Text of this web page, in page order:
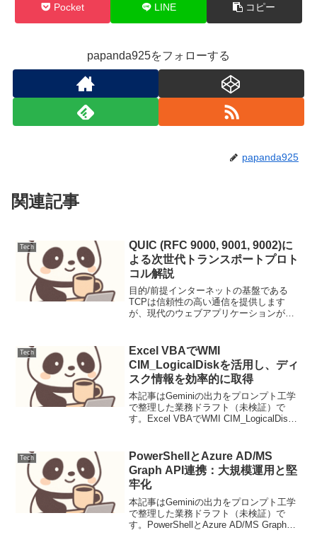
Pocket LINE コピー
papanda925をフォローする
papanda925
関連記事
Tech
QUIC (RFC 9000, 9001, 9002)に
よる次世代トランスポートプロト
コル解説
目的/前提インターネットの基盤である
TCPは信頼性の高い通信を提供します
が、現代のウェブアプリケーションが求
れたストリーム多重化は、TCPの「Head-
of-Li...
Tech
Excel VBAでWMI
CIM_LogicalDiskを活用し、ディ
スク情報を効率的に取得
本記事はGeminiの出力をプロンプト工学
で整理した業務ドラフト（未検証）で
す。Excel VBAでWMI CIM_LogicalDisk
スク容量監視やドライブ情報の...
Tech
PowerShellとAzure AD/MS
Graph API連携：大規模運用と堅
牢化
本記事はGeminiの出力をプロンプト工学
で整理した業務ドラフト（未検証）で
す。PowerShellとAzure AD/MS Graph